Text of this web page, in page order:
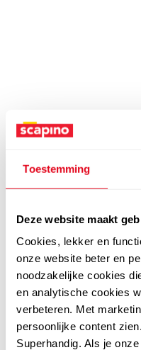
Toestemming
Deze website maakt
Cookies, lekker en
onze website beter en
noodzakelijke cookies
en analytische cookies
verbeteren. Met
persoonlijke content
Superhandig. Als je